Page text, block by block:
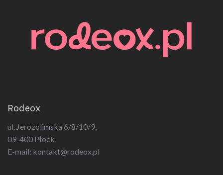
Rodeox
ul. Jerozolimska 6/8/10/9,
09-400 Płock
E-mail: kontakt@rodeox.pl